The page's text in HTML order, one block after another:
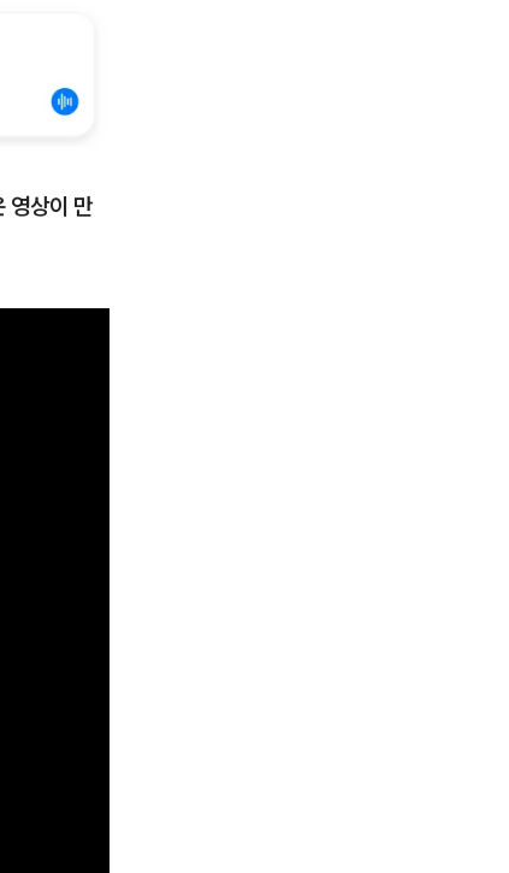
영상이 만